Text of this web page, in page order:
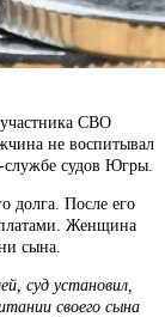
СВО
не воспитывал
службе судов Югры.
долга. После его
Женщина
сына.
суд установил,
своего сына